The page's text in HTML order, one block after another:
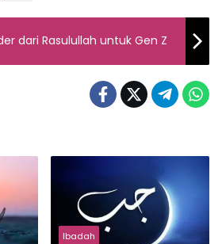
dari Rasulullah untuk Gen Z
Ibadah